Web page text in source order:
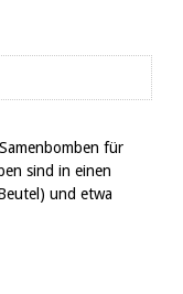
für
sind in einen
und etwa